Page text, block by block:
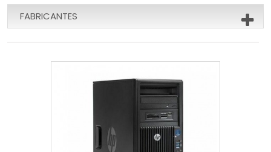
FABRICANTES